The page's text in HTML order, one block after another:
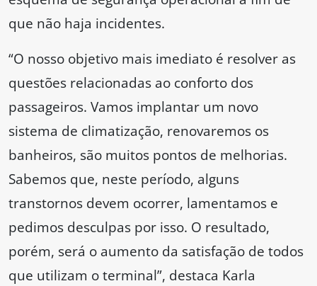
que não haja incidentes.
“O nosso objetivo mais imediato é resolver as
questões relacionadas ao conforto dos
passageiros. Vamos implantar um novo
sistema de climatização, renovaremos os
banheiros, são muitos pontos de melhorias.
Sabemos que, neste período, alguns
transtornos devem ocorrer, lamentamos e
pedimos desculpas por isso. O resultado,
porém, será o aumento da satisfação de todos
que utilizam o terminal”, destaca Karla